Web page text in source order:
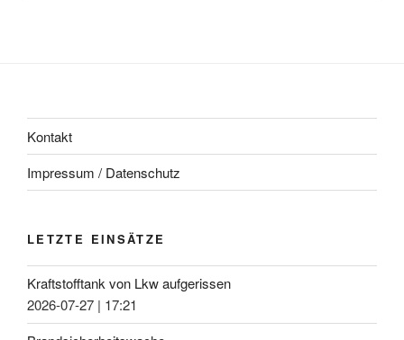
Kontakt
Impressum / Datenschutz
LETZTE EINSÄTZE
Kraftstofftank von Lkw aufgerissen
2026-07-27 | 17:21